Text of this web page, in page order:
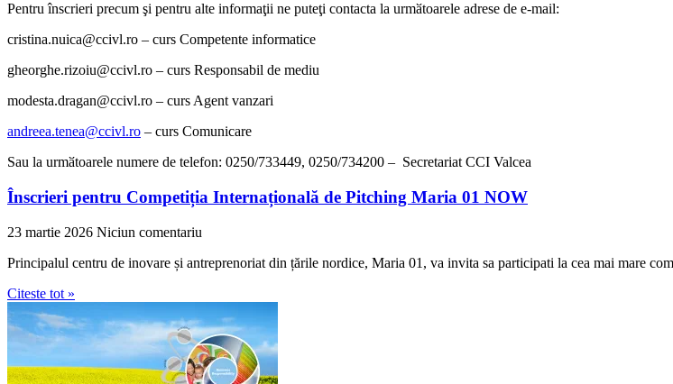
Pentru înscrieri precum şi pentru alte informaţii ne puteţi contacta la urmӑtoarele adrese de e-mail:
cristina.nuica@ccivl.ro – curs Competente informatice
gheorghe.rizoiu@ccivl.ro – curs Responsabil de mediu
modesta.dragan@ccivl.ro – curs Agent vanzari
andreea.tenea@ccivl.ro – curs Comunicare
Sau la urmӑtoarele numere de telefon: 0250/733449, 0250/734200 – Secretariat CCI Valcea
Înscrieri pentru Competiția Internațională de Pitching Maria 01 NOW
23 martie 2026 Niciun comentariu
Principalul centru de inovare și antreprenoriat din țările nordice, Maria 01, va invita sa participati la cea mai mare
Citeste tot »